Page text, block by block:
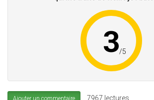
3/5
Ajouter un commentaire 7967 lectures